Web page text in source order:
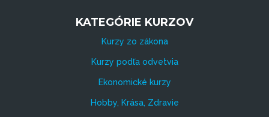
KATEGÓRIE KURZOV
Kurzy zo zákona
Kurzy podľa odvetvia
Ekonomické kurzy
Hobby, Krása, Zdravie